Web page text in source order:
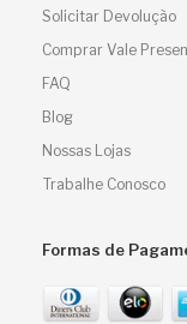
Solicitar Devolução
Comprar Vale
FAQ
Blog
Nossas Lojas
Trabalhe Conosco
Formas de